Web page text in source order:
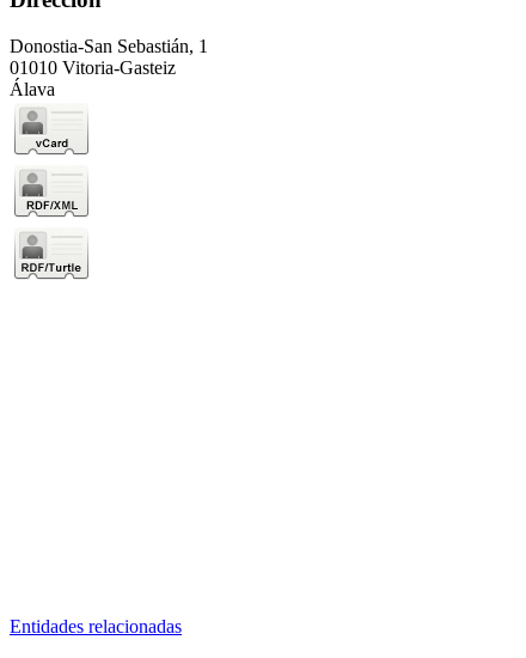
Donostia-San Sebastián, 1
01010 Vitoria-Gasteiz
Álava
Entidades relacionadas